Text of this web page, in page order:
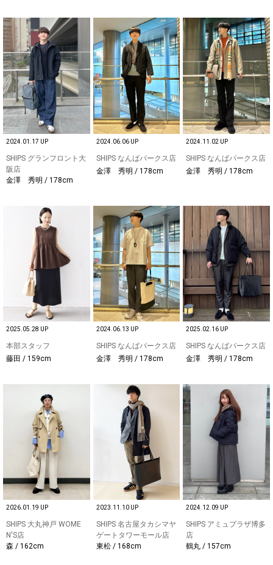
2024.01.17 UP
SHIPS グランフロント大
阪店
金澤 秀明 / 178cm
2024.06.06 UP
SHIPS なんばパークス店
金澤 秀明 / 178cm
2024.11.02 UP
SHIPS なんばパークス店
金澤 秀明 / 178cm
2025.05.28 UP
本部スタッフ
藤田 / 159cm
2024.06.13 UP
SHIPS なんばパークス店
金澤 秀明 / 178cm
2025.02.16 UP
SHIPS なんばパークス店
金澤 秀明 / 178cm
2026.01.19 UP
SHIPS 大丸神戸 WOME
N'S店
森 / 162cm
2023.11.10 UP
SHIPS 名古屋タカシマヤ
ゲートタワーモール店
東松 / 168cm
2024.12.09 UP
SHIPS アミュプラザ博多
店
鶴丸 / 157cm